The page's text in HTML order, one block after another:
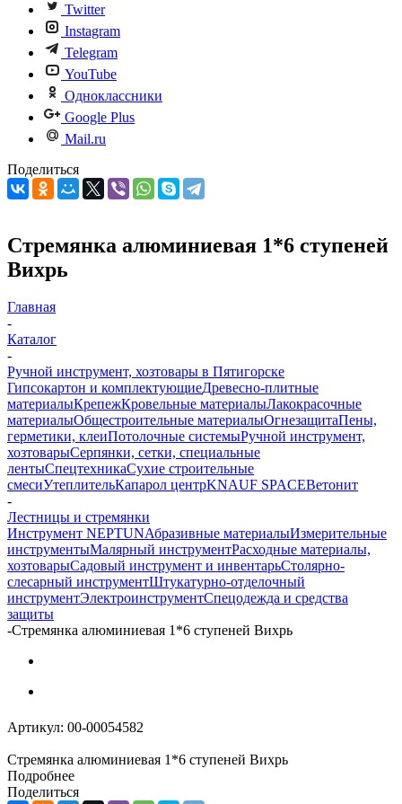
Twitter
Instagram
Telegram
YouTube
Одноклассники
Google Plus
Mail.ru
Поделиться
Стремянка алюминиевая 1*6 ступеней
Вихрь
Главная
-
Каталог
-
Ручной инструмент, хозтовары в Пятигорске
Гипсокартон и комплектующиеДревесно-плитные
материалыКрепежКровельные материалыЛакокрасочные
материалыОбщестроительные материалыОгнезащитаПены,
герметики, клеиПотолочные системыРучной инструмент,
хозтоварыСерпянки, сетки, специальные
лентыСпецтехникаСухие строительные
смесиУтеплительКапарол центрKNAUF SPACEВетонит
-
Лестницы и стремянки
Инструмент NEPTUNАбразивные материалыИзмерительные
инструментыМалярный инструментРасходные материалы,
хозтоварыСадовый инструмент и инвентарьСтолярно-
слесарный инструментШтукатурно-отделочный
инструментЭлектроинструментСпецодежда и средства
защиты
-Стремянка алюминиевая 1*6 ступеней Вихрь
Артикул: 00-00054582
Стремянка алюминиевая 1*6 ступеней Вихрь
Подробнее
Поделиться